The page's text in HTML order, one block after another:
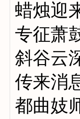
蜡烛迎
专征萧
斜谷云
传来消
都曲妓